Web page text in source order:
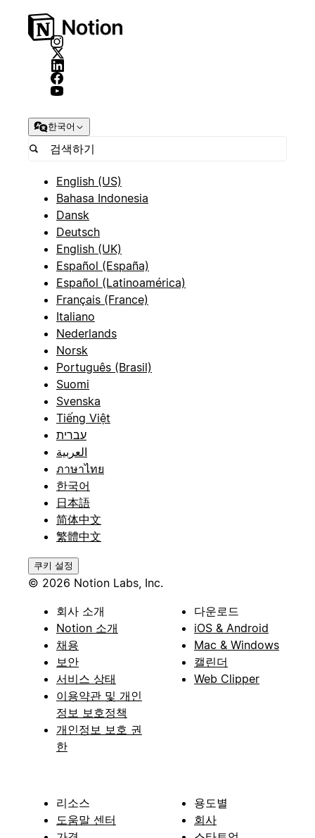
한국어
English (US)
Bahasa Indonesia
Dansk
Deutsch
English (UK)
Español (España)
Español (Latinoamérica)
Français (France)
Italiano
Nederlands
Norsk
Português (Brasil)
Suomi
Svenska
Tiếng Việt
עברית
العربية
ภาษาไทย
한국어
日本語
简体中文
繁體中文
쿠키 설정
© 2026 Notion Labs, Inc.
회사 소개
Notion 소개
채용
보안
서비스 상태
이용약관 및 개인
정보 보호정책
개인정보 보호 권
한
다운로드
iOS & Android
Mac & Windows
캘린더
Web Clipper
리소스
도움말 센터
용도별
회사